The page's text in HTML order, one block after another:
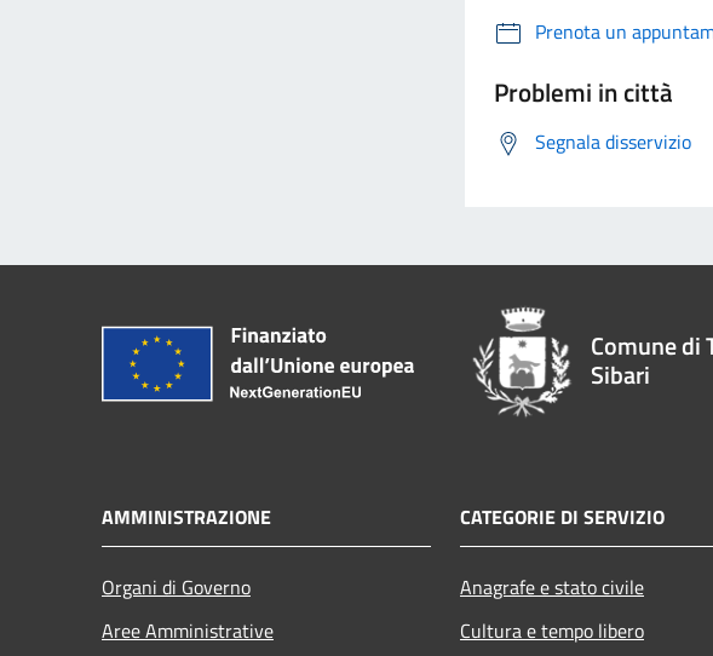
Prenota un
Problemi in città
Segnala disservizio
Comune di
Sibari
AMMINISTRAZIONE
Organi di Governo
Aree Amministrative
CATEGORIE DI SERVIZIO
Anagrafe e stato civile
Cultura e tempo libero